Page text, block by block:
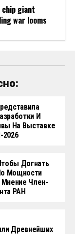
chip giant
war looms
И
На Выставке
Догнать
Мощности
Член-
РАН
Древнейших